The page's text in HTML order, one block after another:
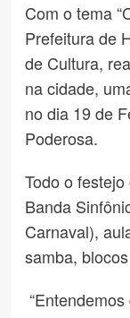
Com o tema
Prefeitura de
de Cultura,
na cidade,
no dia 19 de
Poderosa.
Todo o
Banda
Carnaval),
samba,